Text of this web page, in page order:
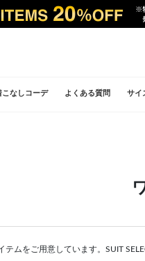
こなしコーデ よくある質問 サイ
ムをご用意しています。SUIT